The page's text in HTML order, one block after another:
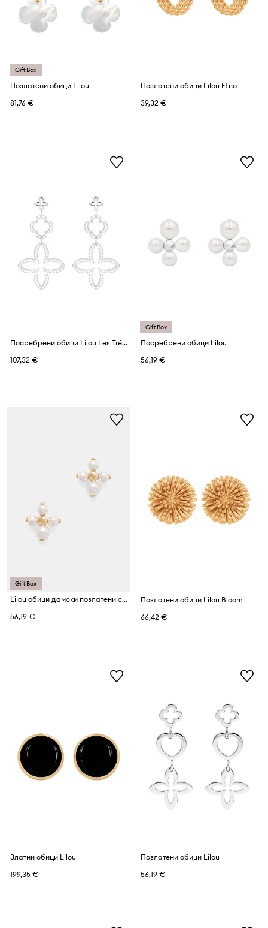
Gift Box
Позлатени обици Lilou
81,76 €
Позлатени обици Lilou Etno
39,32 €
Посребрени обици Lilou Les Trésors de
107,32 €
Gift Box
Посребрени обици Lilou
56,19 €
Gift Box
Lilou обици дамски позлатени със седеф
56,19 €
Позлатени обици Lilou Bloom
66,42 €
Златни обици Lilou
199,35 €
Позлатени обици Lilou
56,19 €